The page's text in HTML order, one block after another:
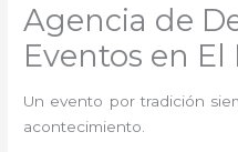
Agencia de
Eventos en El
Un evento por tradición
acontecimiento.